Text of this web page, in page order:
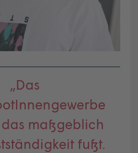
„Das
das maßgeblich
fußt.